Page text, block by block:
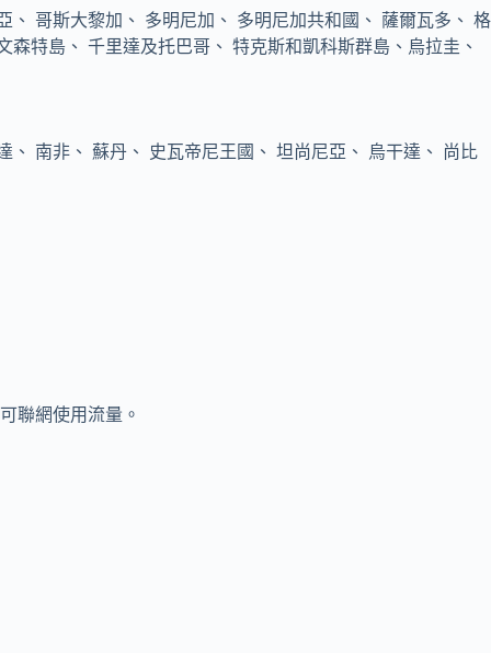
哥斯大黎加、 多明尼加、 多明尼加共和國、 薩爾瓦多、 格
特島、 千里達及托巴哥、 特克斯和凱科斯群島、烏拉圭、
南非、 蘇丹、 史瓦帝尼王國、 坦尚尼亞、 烏干達、 尚比
聯網使用流量。